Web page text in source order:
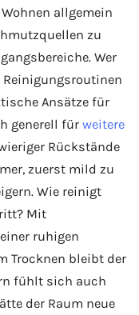
allgemein
zu
Wer
Reinigungsroutinen
Ansätze für
generell für weitere
Rückstände
zuerst mild zu
Wie reinigt
Mit
ruhigen
Trocknen bleibt der
fühlt sich auch
der Raum neue